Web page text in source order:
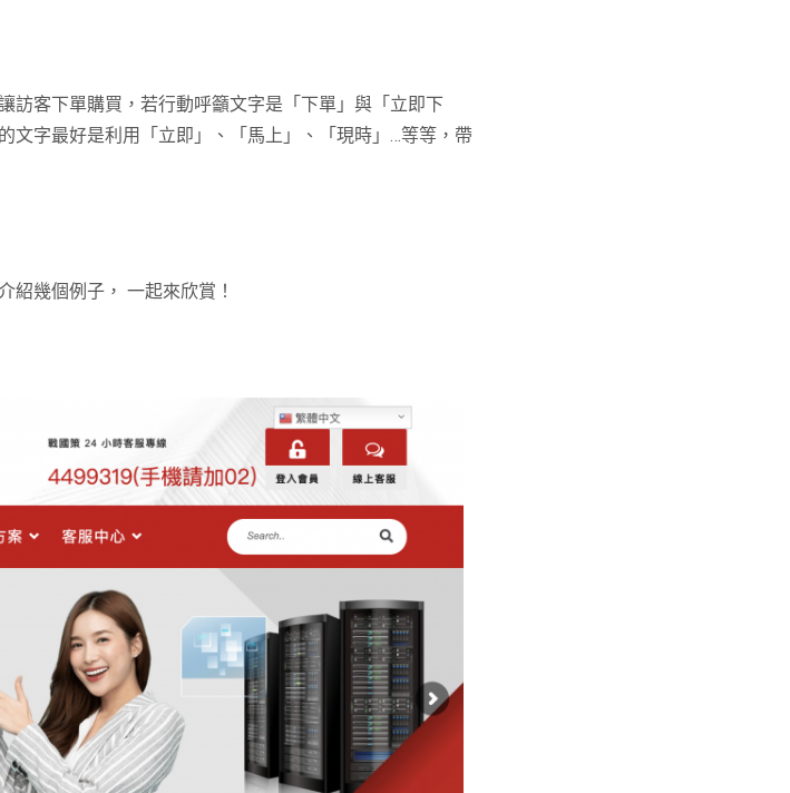
訪客下單購買，若行動呼籲文字是「下單」與「立即下
的文字最好是利用「立即」、「馬上」、「現時」…等等，帶
紹幾個例子， 一起來欣賞！